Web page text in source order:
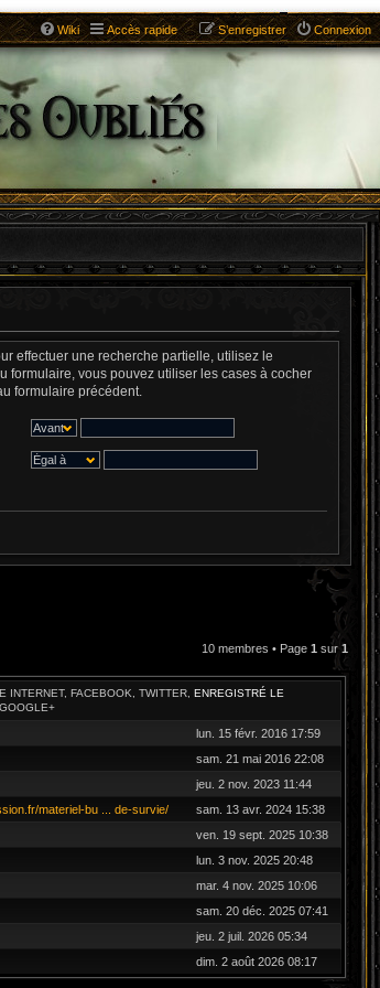
Wiki Accès rapide Connexion
S’enregistrer
effectuer une recherche partielle, utilisez le
formulaire, vous pouvez utiliser les cases à cocher
formulaire précédent.
10 membres • Page 1 sur 1
INTERNET, FACEBOOK, TWITTER, ENREGISTRÉ LE
lun. 15 févr. 2016 17:59
sam. 21 mai 2016 22:08
jeu. 2 nov. 2023 11:44
materiel-bu ... de-survie/
sam. 13 avr. 2024 15:38
ven. 19 sept. 2025 10:38
lun. 3 nov. 2025 20:48
mar. 4 nov. 2025 10:06
sam. 20 déc. 2025 07:41
jeu. 2 juil. 2026 05:34
dim. 2 août 2026 08:17